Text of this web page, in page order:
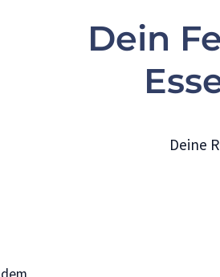
Dein
Deine